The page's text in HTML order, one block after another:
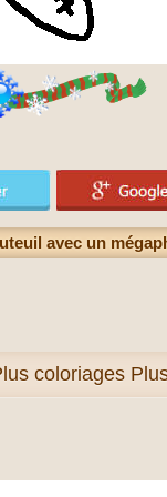
avec un
coloriages